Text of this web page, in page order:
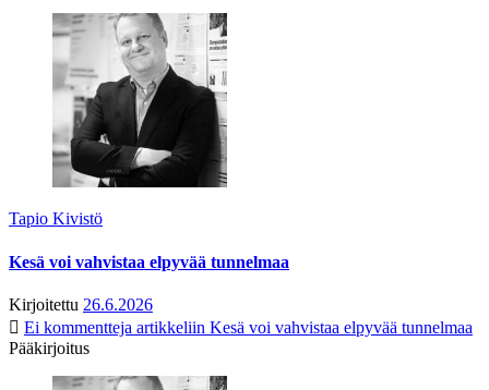
Tapio Kivistö
Kesä voi vahvistaa elpyvää tunnelmaa
Kirjoitettu 26.6.2026
Ei kommentteja artikkeliin Kesä voi vahvistaa elpyvää tunnelmaa
Pääkirjoitus